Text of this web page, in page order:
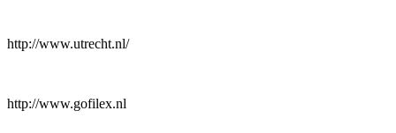
http://www.utrecht.nl/
http://www.gofilex.nl